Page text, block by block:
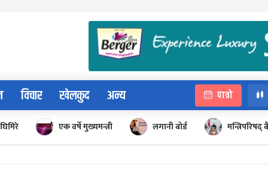
विचार खेलकुद अन्य पात्रो
एक वर्षे मुख्यमन्त्री लगानी बोर्ड